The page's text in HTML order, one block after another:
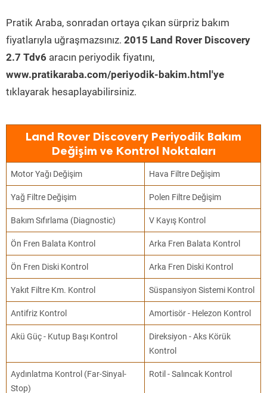
Pratik Araba, sonradan ortaya çıkan sürpriz bakım
fiyatlarıyla uğraşmazsınız. 2015 Land Rover Discovery
2.7 Tdv6 aracın periyodik fiyatını,
www.pratikaraba.com/periyodik-bakim.html'ye
tıklayarak hesaplayabilirsiniz.
Land Rover Discovery Periyodik Bakım
Değişim ve Kontrol Noktaları
Motor Yağı Değişim Hava Filtre Değişim
Yağ Filtre Değişim Polen Filtre Değişim
Bakım Sıfırlama (Diagnostic) V Kayış Kontrol
Ön Fren Balata Kontrol Arka Fren Balata Kontrol
Ön Fren Diski Kontrol Arka Fren Diski Kontrol
Yakıt Filtre Km. Kontrol Süspansiyon Sistemi Kontrol
Antifriz Kontrol Amortisör - Helezon Kontrol
Akü Güç - Kutup Başı Kontrol
Direksiyon - Aks Körük
Kontrol
Aydınlatma Kontrol (Far-Sinyal-
Stop)
Rotil - Salıncak Kontrol